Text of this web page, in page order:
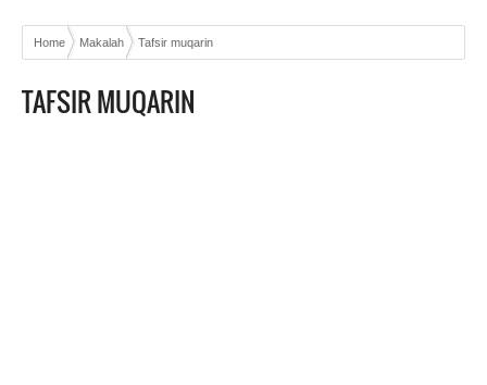
Home Makalah Tafsir muqarin
TAFSIR MUQARIN